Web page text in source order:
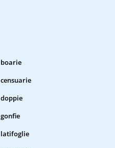
boarie
censuarie
doppie
gonfie
latifoglie